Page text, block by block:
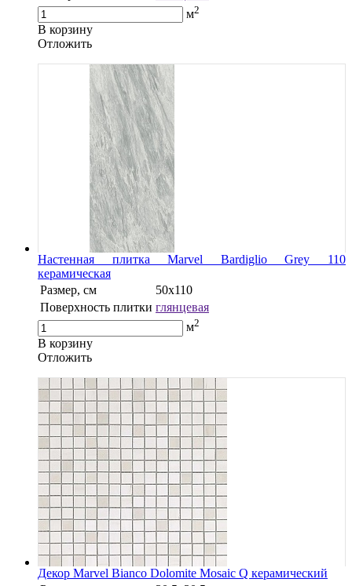
м2
В корзину
Oтложить
Настенная плитка Marvel Bardiglio Grey 110
керамическая
Размер, см
50х110
Поверхность плитки глянцевая
м2
В корзину
Oтложить
Декор Marvel Bianco Dolomite Mosaic Q керамический